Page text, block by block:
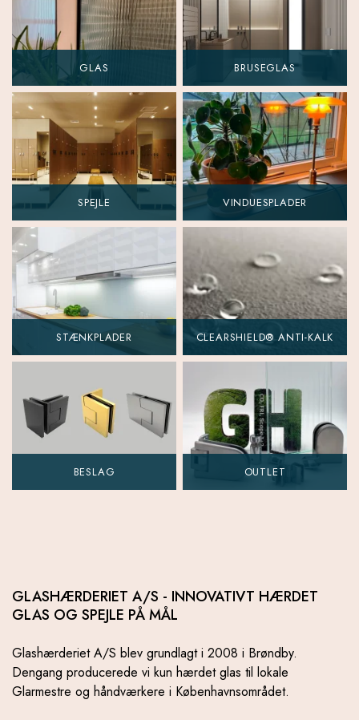
GLAS BRUSEGLAS
SPEJLE VINDUESPLADER
STÆNKPLADER CLEARSHIELD® ANTI-KALK
BESLAG OUTLET
GLASHÆRDERIET A/S - INNOVATIVT HÆRDET
GLAS OG SPEJLE PÅ MÅL
Glashærderiet A/S blev grundlagt i 2008 i Brøndby.
Dengang producerede vi kun hærdet glas til lokale
Glarmestre og håndværkere i Københavnsområdet.